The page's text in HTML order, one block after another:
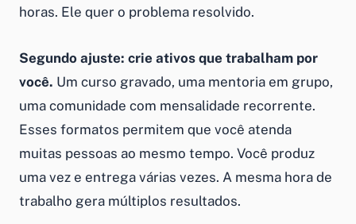
horas. Ele quer o problema resolvido.
Segundo ajuste: crie ativos que trabalham por
você. Um curso gravado, uma mentoria em grupo,
uma comunidade com mensalidade recorrente.
Esses formatos permitem que você atenda
muitas pessoas ao mesmo tempo. Você produz
uma vez e entrega várias vezes. A mesma hora de
trabalho gera múltiplos resultados.